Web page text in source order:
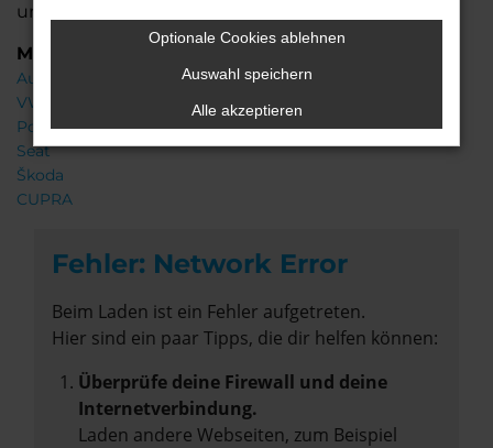
und dem Service, den wir Ihnen bieten!
Marken
Audi
VW
Porsche
Seat
Škoda
CUPRA
Fehler: Network Error
Beim Laden ist ein Fehler aufgetreten.
Hier sind ein paar Tipps, die dir helfen können:
Überprüfe deine Firewall und deine
Internetverbindung.
Laden andere Webseiten, zum Beispiel
Optionale Cookies ablehnen
Auswahl speichern
Alle akzeptieren